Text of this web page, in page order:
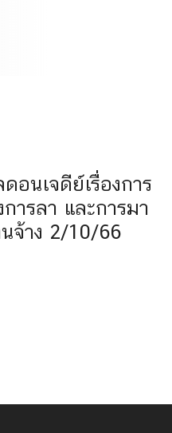
อนเจดีย์เรื่องการ
ารลา และการมา
จ้าง 2/10/66